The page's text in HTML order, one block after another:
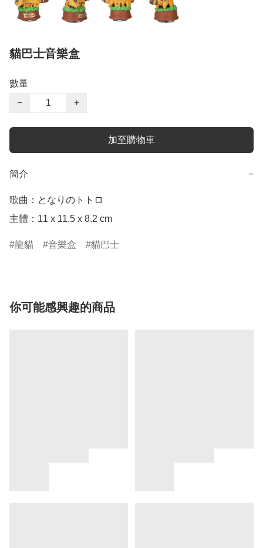
貓巴士音樂盒
數量
−
+
加至購物車
簡介 −
歌曲：となりのトトロ
主體：11 x 11.5 x 8.2 cm
龍貓 音樂盒 貓巴士
你可能感興趣的商品